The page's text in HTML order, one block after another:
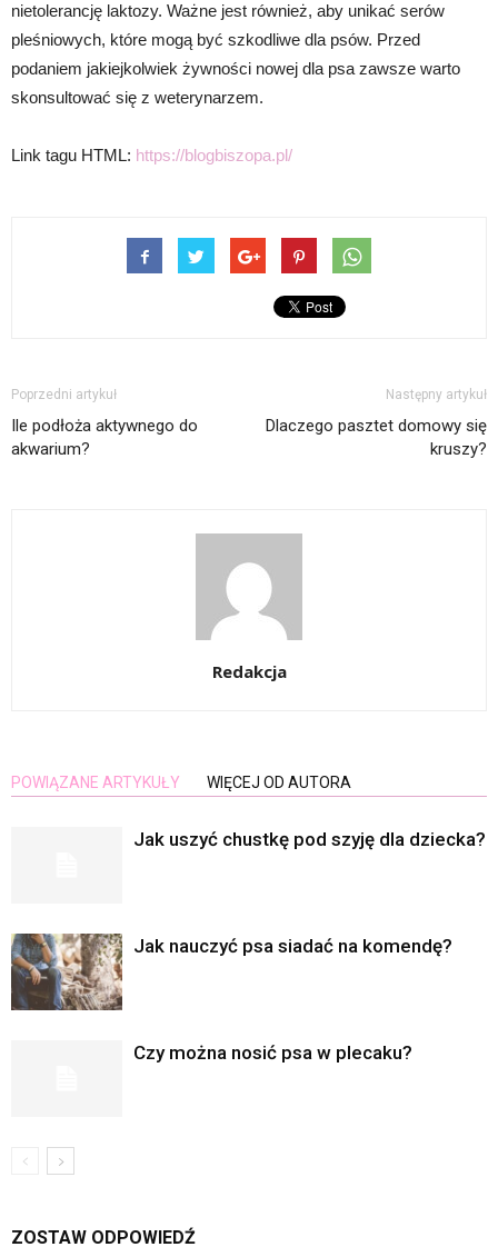
nietolerancję laktozy. Ważne jest również, aby unikać serów
pleśniowych, które mogą być szkodliwe dla psów. Przed
podaniem jakiejkolwiek żywności nowej dla psa zawsze warto
skonsultować się z weterynarzem.
Link tagu HTML: https://blogbiszopa.pl/
Poprzedni artykuł
Ile podłoża aktywnego do
akwarium?
Następny artykuł
Dlaczego pasztet domowy się
kruszy?
Redakcja
POWIĄZANE ARTYKUŁY WIĘCEJ OD AUTORA
Jak uszyć chustkę pod szyję dla dziecka?
Jak nauczyć psa siadać na komendę?
Czy można nosić psa w plecaku?
ZOSTAW ODPOWIEDŹ